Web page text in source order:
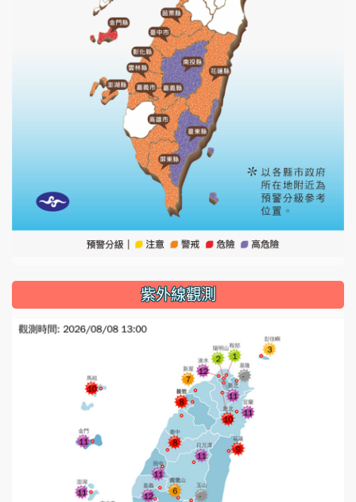
紫外線觀測